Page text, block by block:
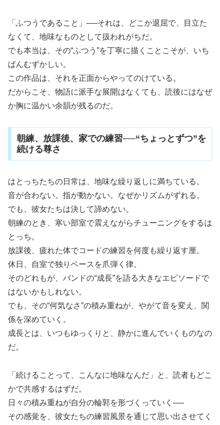
「ふつうであること」──それは、どこか退屈で、目立た
なくて、地味なものとして扱われがちだ。
でも本当は、その“ふつう”を丁寧に描くことこそが、いち
ばんむずかしい。
この作品は、それを正面からやってのけている。
だからこそ、物語に派手な展開はなくても、読後にはなぜ
か胸に温かい余韻が残るのだ。
朝練、放課後、家での練習──“ちょっとずつ”を
続ける尊さ
はとっちたちの日常は、地味な繰り返しに満ちている。
音が合わない。指が動かない。なぜかリズムがずれる。
でも、彼女たちは決して諦めない。
朝練のとき、寒い部室で震えながらチューニングをするは
とっち。
放課後、疲れた体でコードの練習を何度も繰り返す厘。
休日、自室で独りベースを爪弾く律。
そのどれもが、バンドの“成長”を語る大きなエピソードで
はないかもしれない。
でも、その“何気なさ”の積み重ねが、やがて音を変え、関
係を深めていく。
成長とは、いつもゆっくりと、静かに進んでいくものなの
だ。
「続けることって、こんなに地味なんだ」と、読者もどこ
かで共感するはずだ。
日々の積み重ねが自分の輪郭を形づくっていく──
その感覚を、彼女たちの練習風景を通じて思い出させてく